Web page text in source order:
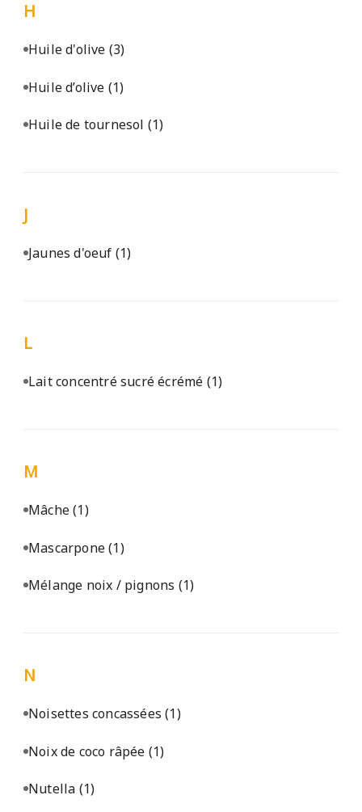
H
Huile d'olive (3)
Huile d’olive (1)
Huile de tournesol (1)
J
Jaunes d'oeuf (1)
L
Lait concentré sucré écrémé (1)
M
Mâche(1)
Mascarpone(1)
Mélange noix / pignons (1)
N
Noisettes concassées(1)
Noix de coco râpée (1)
Nutella (1)